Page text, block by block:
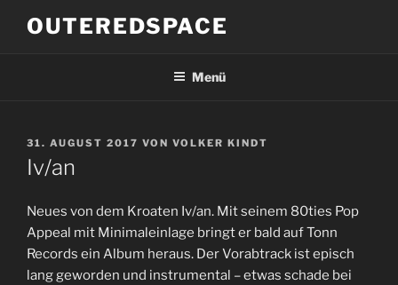
InhaltOUTEREDSPACE
Menü
VERÖFFENTLICHT
AM
31. AUGUST 2017 VON VOLKER KINDT
Iv/an
Neues von dem Kroaten Iv/an. Mit seinem 80ties Pop
Appeal mit Minimaleinlage bringt er bald auf Tonn
Records ein Album heraus. Der Vorabtrack ist episch
lang geworden und instrumental – etwas schade bei